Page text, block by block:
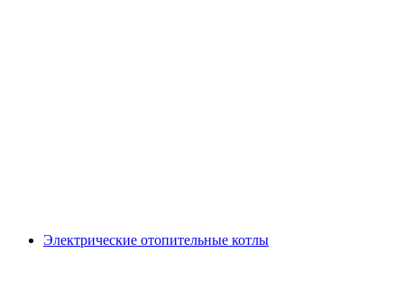
Электрические отопительные котлы